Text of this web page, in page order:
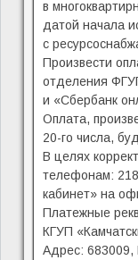
в
датой начала
с
Произвести
отделения
и «Сбербанк
Оплата,
20-го числа,
В целях
телефонам:
кабинет» на
Платежные
КГУП
Адрес: 683009,